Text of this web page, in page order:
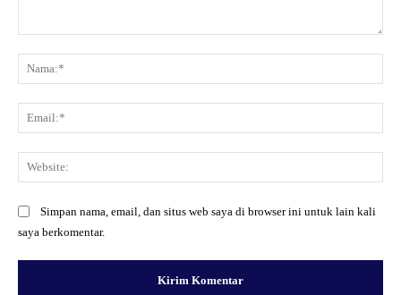
Simpan nama, email, dan situs web saya di browser ini untuk lain kali
saya berkomentar.